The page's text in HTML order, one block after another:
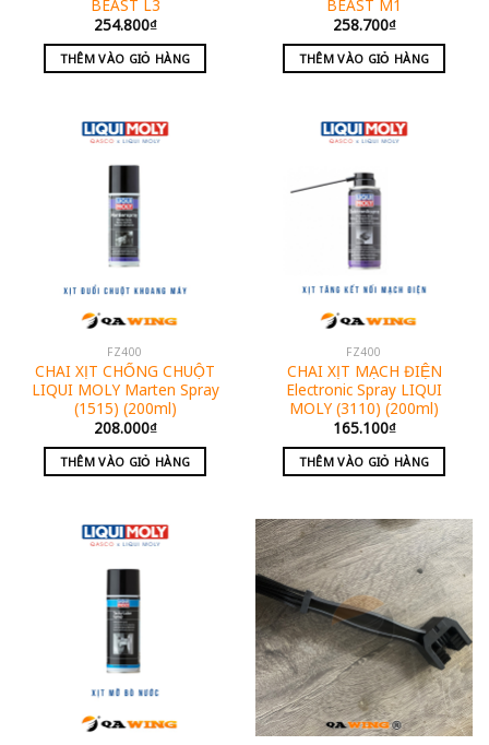
BEAST L3
254.800₫
THÊM VÀO GIỎ HÀNG
BEAST M1
258.700₫
THÊM VÀO GIỎ HÀNG
FZ400
CHAI XỊT CHỐNG CHUỘT
LIQUI MOLY Marten Spray
(1515) (200ml)
208.000₫
THÊM VÀO GIỎ HÀNG
FZ400
CHAI XỊT MẠCH ĐIỆN
Electronic Spray LIQUI
MOLY (3110) (200ml)
165.100₫
THÊM VÀO GIỎ HÀNG